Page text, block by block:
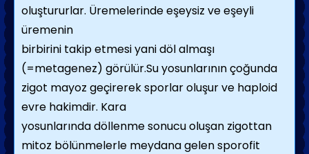
oluştururlar. Üremelerinde eşeysiz ve eşeyli
üremenin
birbirini takip etmesi yani döl almaşı
(=metagenez) görülür.Su yosunlarının çoğunda
zigot mayoz geçirerek sporlar oluşur ve haploid
evre hakimdir. Kara
yosunlarında döllenme sonucu oluşan zigottan
mitoz bölünmelerle meydana gelen sporofit